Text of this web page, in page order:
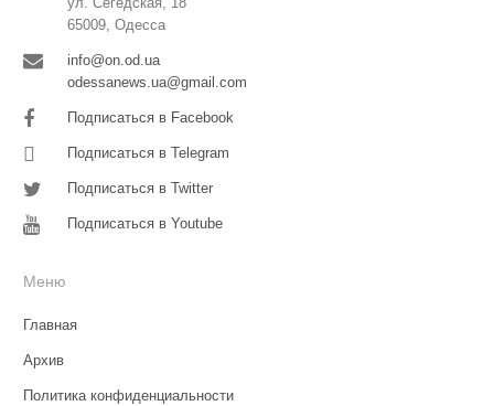
65009, Одесса
info@on.od.ua
odessanews.ua@gmail.com
Подписаться в Facebook
Подписаться в Telegram
Подписаться в Twitter
Подписаться в Youtube
Меню
Главная
Архив
Политика конфиденциальности